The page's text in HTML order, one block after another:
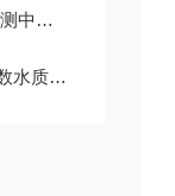
前景
氧的精准测量